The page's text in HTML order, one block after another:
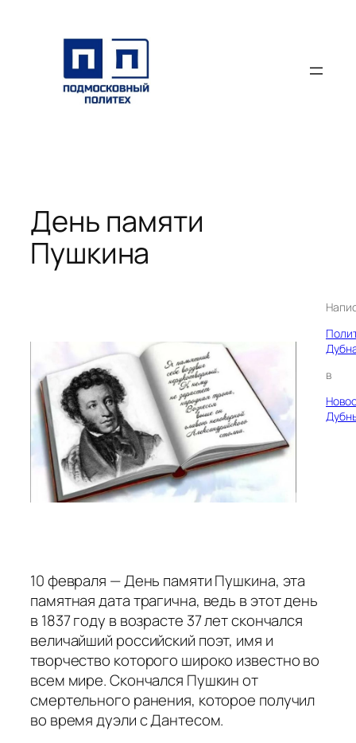
содержимому
День памяти
Пушкина
в
10 февраля — День памяти Пушкина, эта
памятная дата трагична, ведь в этот день
в 1837 году в возрасте 37 лет скончался
величайший российский поэт, имя и
творчество которого широко известно во
всем мире. Скончался Пушкин от
смертельного ранения, которое получил
во время дуэли с Дантесом.